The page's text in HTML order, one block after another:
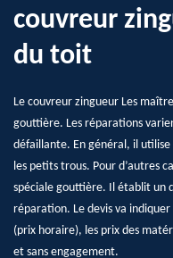
couvreur
du toit
Le couvreur zingueur Les
gouttière. Les réparations
défaillante. En général, il utilise
les petits trous. Pour d’autres
spéciale gouttière. Il établit un
réparation. Le devis va
(prix horaire), les prix des
et sans engagement.